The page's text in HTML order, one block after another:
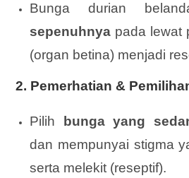
Bunga durian
sepenuhnya pada lewat
(organ betina) menjadi
2. Pemerhatian &
Pilih
bunga yang
dan mempunyai stigma
serta melekit (reseptif).